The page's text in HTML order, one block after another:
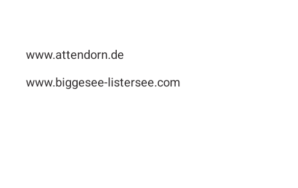
www.attendorn.de
www.biggesee-listersee.com